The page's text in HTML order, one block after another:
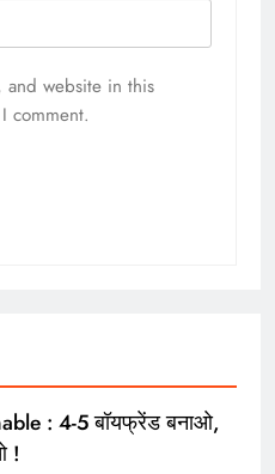
and website in this
comment.
: 4-5 बॉयफ्रेंड बनाओ,
!